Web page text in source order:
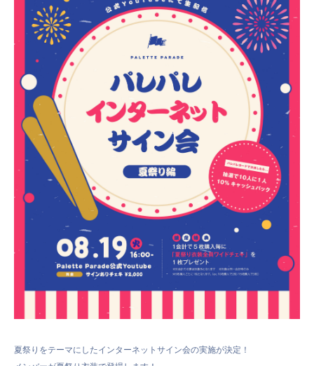
PROFILE
NEWS
SCHEDULE
VIDEO
CONTACT
夏祭りをテーマにしたインターネットサイン会の実施が決定！